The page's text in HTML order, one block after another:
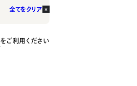
全てをクリア
をご利用ください